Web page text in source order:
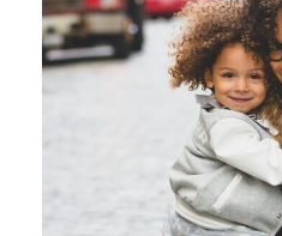
Family
Family /